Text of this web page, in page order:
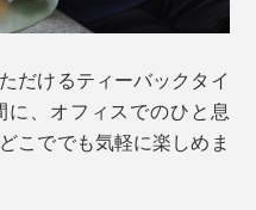
だけるティーバックタイ
、オフィスでのひと息
こででも気軽に楽しめま